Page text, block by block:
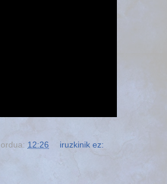
ordua: 12:26 iruzkinik ez: